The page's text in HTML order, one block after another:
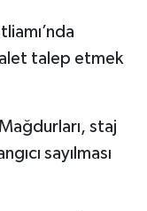
talep etmek
staj
sayılması